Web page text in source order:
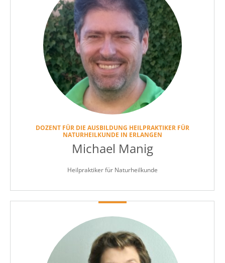
DOZENT FÜR DIE AUSBILDUNG HEILPRAKTIKER FÜR
NATURHEILKUNDE IN ERLANGEN
Michael Manig
Heilpraktiker für Naturheilkunde